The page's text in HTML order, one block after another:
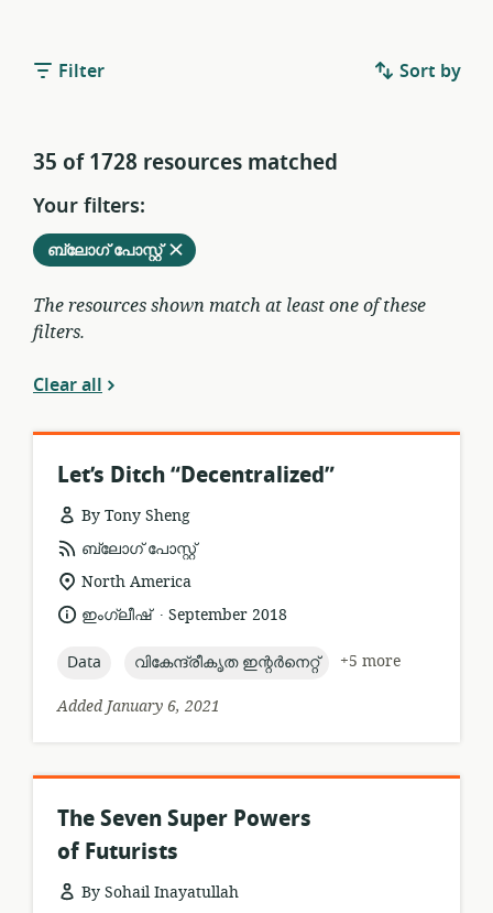
Filter Sort by
35 of 1728 resources matched
Your filters:
Remove
ബ്ലോഗ് പോസ്റ്റ്from
current
filters
The resources shown match at least one of these
filters.
Clear all
Let’s Ditch “Decentralized”
By Tony Sheng
resource
format:
ബ്ലോഗ് പോസ്റ്റ്
location
relevance:
North America
language:
ഇംഗ്ലീഷ് .
dateSeptember 2018
topic:
Data topic:
വികേന്ദ്രീകൃത ഇന്റർനെറ്റ്
+5 more
Added January 6, 2021
The Seven Super Powers
of Futurists
By Sohail Inayatullah